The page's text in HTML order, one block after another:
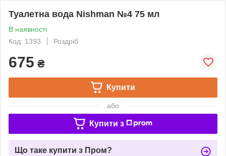
Туалетна вода Nishman №4 75 мл
В наявності
Код: 1393
Роздріб
675 ₴
Купити
або
Купити з
Що таке купити з Пром?